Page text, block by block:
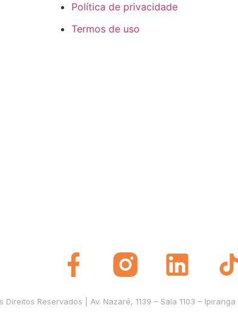
Política de privacidade
Termos de uso
Reservados | Av. Nazaré, 1139 – Sala 1103 –